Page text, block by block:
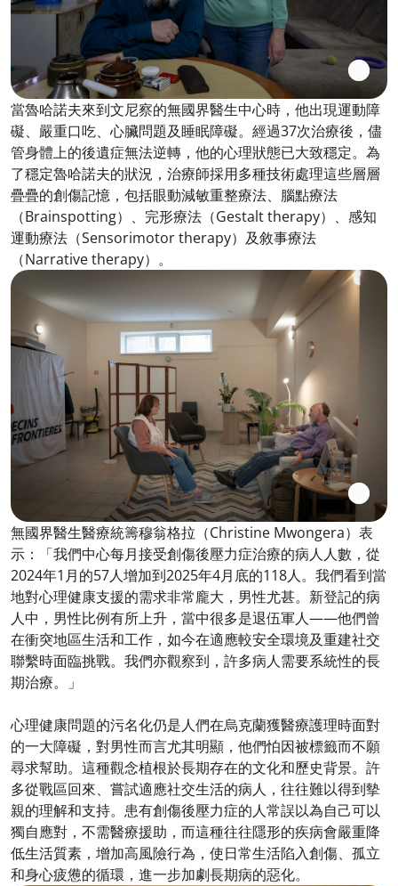
當魯哈諾夫來到文尼察的無國界醫生中心時，他出現運動障
礙、嚴重口吃、心臟問題及睡眠障礙。經過37次治療後，儘
管身體上的後遺症無法逆轉，他的心理狀態已大致穩定。為
了穩定魯哈諾夫的狀況，治療師採用多種技術處理這些層層
疊疊的創傷記憶，包括眼動減敏重整療法、腦點療法
（Brainspotting）、完形療法（Gestalt therapy）、感知
運動療法（Sensorimotor therapy）及敘事療法
（Narrative therapy）。
無國界醫生醫療統籌穆翁格拉（Christine Mwongera）表
示：「我們中心每月接受創傷後壓力症治療的病人人數，從
2024年1月的57人增加到2025年4月底的118人。我們看到當
地對心理健康支援的需求非常龐大，男性尤甚。新登記的病
人中，男性比例有所上升，當中很多是退伍軍人——他們曾
在衝突地區生活和工作，如今在適應較安全環境及重建社交
聯繫時面臨挑戰。我們亦觀察到，許多病人需要系統性的長
期治療。」
心理健康問題的污名化仍是人們在烏克蘭獲醫療護理時面對
的一大障礙，對男性而言尤其明顯，他們怕因被標籤而不願
尋求幫助。這種觀念植根於長期存在的文化和歷史背景。許
多從戰區回來、嘗試適應社交生活的病人，往往難以得到摰
親的理解和支持。患有創傷後壓力症的人常誤以為自己可以
獨自應對，不需醫療援助，而這種往往隱形的疾病會嚴重降
低生活質素，增加高風險行為，使日常生活陷入創傷、孤立
和身心疲憊的循環，進一步加劇長期病的惡化。